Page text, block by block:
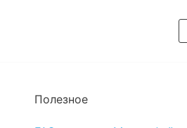
Полезное